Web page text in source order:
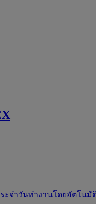
ะจำวันทำงานโดยอัตโนมั